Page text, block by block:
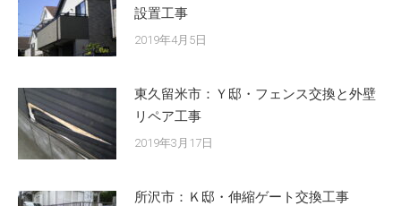
設置工事
2019年4月5日
東久留米市：Ｙ邸・フェンス交換と外壁
リペア工事
2019年3月17日
所沢市：Ｋ邸・伸縮ゲート交換工事